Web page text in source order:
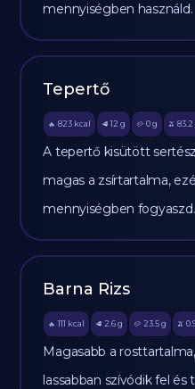
mennyiségben használd.
Tepertő
🔥 823 kcal 🥩 12 g 🥔 0g 🫒 83.2
A tepertő kisütött
magas a zsírtartalma,
mennyiségben fogyaszd.
Barna Rizs
🔥 111 kcal 🥩 2.6 g 🥔 23.5g 🫒
Magasabb a
lassabban szívódik fel